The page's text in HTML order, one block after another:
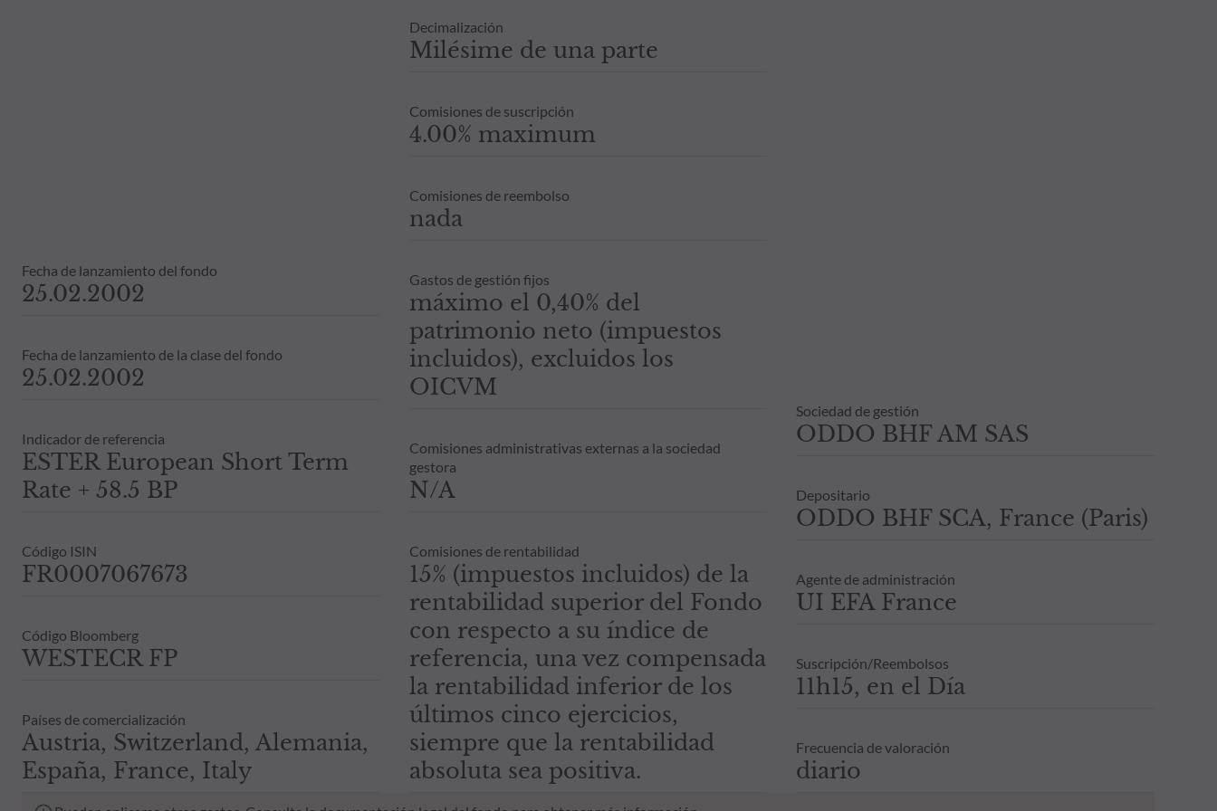
Fecha de lanzamiento del fondo
25.02.2002
Fecha de lanzamiento de la clase del fondo
25.02.2002
Indicador de referencia
ESTER European Short Term
Rate + 58.5 BP
Código ISIN
FR0007067673
Código Bloomberg
WESTECR FP
Países de comercialización
Austria, Switzerland, Alemania,
España, France, Italy
Decimalización
Milésime de una parte
Comisiones de suscripción
4.00% maximum
Comisiones de reembolso
nada
Gastos de gestión fijos
máximo el 0,40% del
patrimonio neto (impuestos
incluidos), excluidos los
OICVM
Comisiones administrativas externas a la sociedad
gestora
N/A
Comisiones de rentabilidad
15% (impuestos incluidos) de la
rentabilidad superior del Fondo
con respecto a su índice de
referencia, una vez compensada
la rentabilidad inferior de los
últimos cinco ejercicios,
siempre que la rentabilidad
absoluta sea positiva.
Sociedad de gestión
ODDO BHF AM SAS
Depositario
ODDO BHF SCA, France (Paris)
Agente de administración
UI EFA France
Suscripción/Reembolsos
11h15, en el Día
Frecuencia de valoración
diario